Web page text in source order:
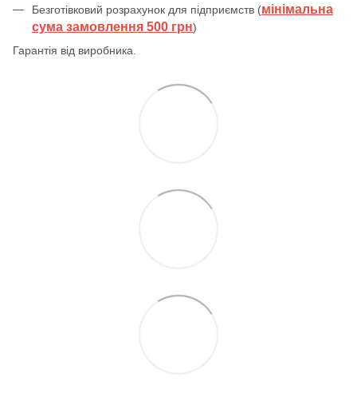
Безготівковий розрахунок для підприємств (мінімальна
сума замовлення 500 грн)
Гарантія від виробника.